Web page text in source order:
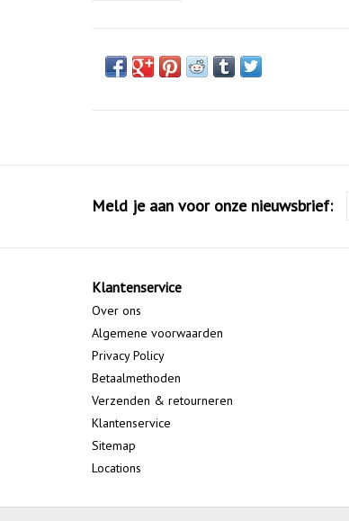
Meld je aan voor onze nieuwsbrief:
Klantenservice
Over ons
Algemene voorwaarden
Privacy Policy
Betaalmethoden
Verzenden & retourneren
Klantenservice
Sitemap
Locations